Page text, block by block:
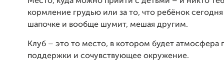
кормление грудью или за то, что ребёнок
шапочке и вообще шумит, мешая другим.
Клуб – это то место, в котором будет атмосфера
поддержки и сочувствующее окружение.